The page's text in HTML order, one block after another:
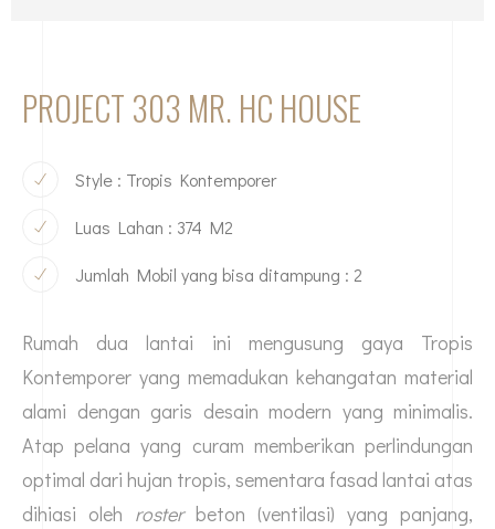
PROJECT 303 MR. HC HOUSE
Style : Tropis Kontemporer
Luas Lahan : 374 M2
Jumlah Mobil yang bisa ditampung : 2
Rumah dua lantai ini mengusung gaya Tropis
Kontemporer yang memadukan kehangatan material
alami dengan garis desain modern yang minimalis.
Atap pelana yang curam memberikan perlindungan
optimal dari hujan tropis, sementara fasad lantai atas
dihiasi oleh rosterbeton (ventilasi) yang panjang,